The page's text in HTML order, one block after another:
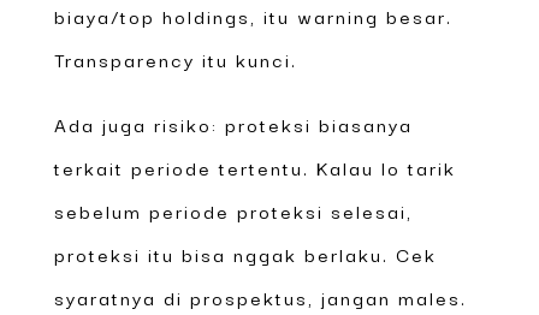
biaya/top holdings, itu warning besar.
Transparency itu kunci.
Ada juga risiko: proteksi biasanya
terkait periode tertentu. Kalau lo tarik
sebelum periode proteksi selesai,
proteksi itu bisa nggak berlaku. Cek
syaratnya di prospektus, jangan males.